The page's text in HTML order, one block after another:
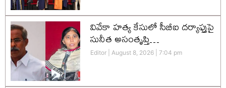
వివేకా హత్య కేసులో సీబీఐ దర్యాప్తుపై
సునీత అసంతృప్తి…
Editor August 8, 2026 7:04 pm